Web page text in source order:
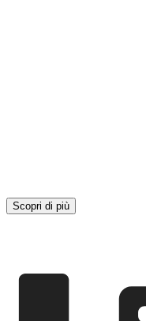
Scopri di più